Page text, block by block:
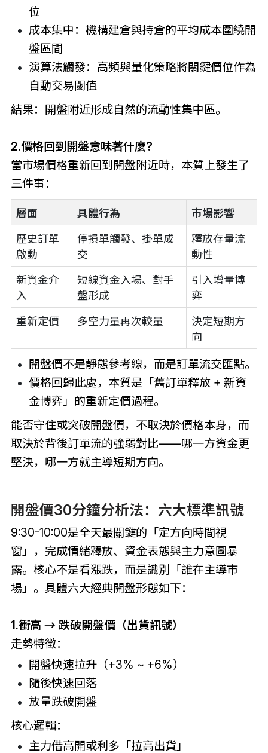
位
成本集中：機構建倉與持倉的平均成本圍繞開
盤區間
演算法觸發：高頻與量化策略將關鍵價位作為
自動交易閾值
結果：開盤附近形成自然的流動性集中區。
2.價格回到開盤意味著什麼?
當市場價格重新回到開盤附近時，本質上發生了
三件事：
層面 具體行為 市場影響
歷史訂單
啟動
停損單觸發、掛單成
交
釋放存量流
動性
新資金介
入
短線資金入場、對手
盤形成
引入增量博
弈
重新定價 多空力量再次較量
決定短期方
向
開盤價不是靜態參考線，而是訂單流交匯點。
價格回歸此處，本質是「舊訂單釋放 + 新資
金博弈」的重新定價過程。
能否守住或突破開盤價，不取決於價格本身，而
取決於背後訂單流的強弱對比——哪一方資金更
堅決，哪一方就主導短期方向。
開盤價30分鐘分析法：六大標準訊號
9:30-10:00是全天最關鍵的「定方向時間視
窗」，完成情緒釋放、資金表態與主力意圖暴
露。核心不是看漲跌，而是識別「誰在主導市
場」。具體六大經典開盤形態如下：
1.衝高 → 跌破開盤價（出貨訊號）
走勢特徵：
開盤快速拉升（+3% ~ +6%）
隨後快速回落
放量跌破開盤
核心邏輯：
主力借高開或利多「拉高出貨」